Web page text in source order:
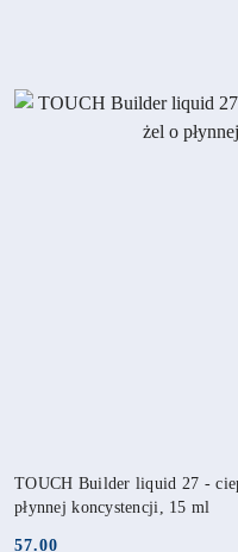
TOUCH Builder liquid 27 -
płynnej koncystencji, 15 ml
57.00